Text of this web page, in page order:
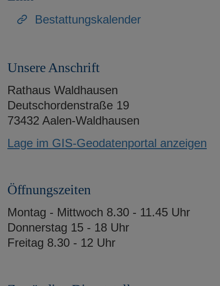
Bestattungskalender
Unsere Anschrift
Rathaus Waldhausen
Deutschordenstraße 19
73432 Aalen-Waldhausen
Lage im GIS-Geodatenportal anzeigen
Öffnungszeiten
Montag - Mittwoch 8.30 - 11.45 Uhr
Donnerstag 15 - 18 Uhr
Freitag 8.30 - 12 Uhr